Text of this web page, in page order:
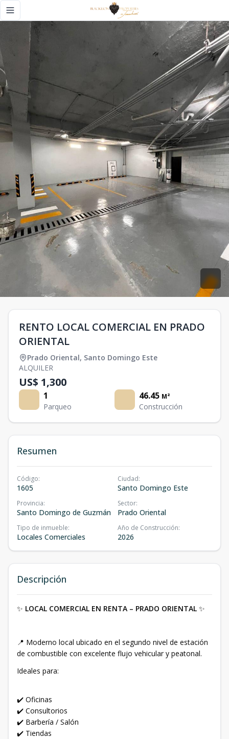
Toggle navigation menu
RENTO LOCAL COMERCIAL EN PRADO
ORIENTAL
Prado Oriental, Santo Domingo Este
ALQUILER
US$ 1,300
1
Parqueo
46.45 M²
Construcción
Resumen
Código:
1605
Ciudad:
Santo Domingo Este
Provincia:
Santo Domingo de Guzmán
Sector:
Prado Oriental
Tipo de inmueble:
Locales Comerciales
Año de Construcción:
2026
Descripción
✨ LOCAL COMERCIAL EN RENTA – PRADO ORIENTAL ✨
📍 Moderno local ubicado en el segundo nivel de estación
de combustible con excelente flujo vehicular y peatonal.
Ideales para:
✔️ Oficinas
✔️ Consultorios
✔️ Barbería / Salón
✔️ Tiendas
RENTO LOCAL COMERCIAL EN PRADO ORIENTAL - Black